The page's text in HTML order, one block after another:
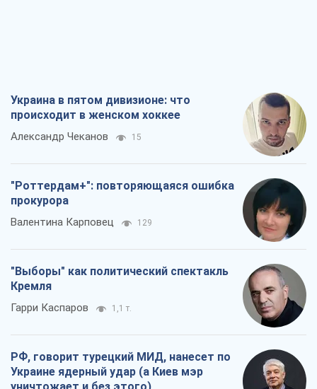
Украина в пятом дивизионе: что
происходит в женском хоккее
Александр Чеканов 15
"Роттердам+": повторяющаяся ошибка
прокурора
Валентина Карповец 129
"Выборы" как политический спектакль
Кремля
Гарри Каспаров 1,1 т.
РФ, говорит турецкий МИД, нанесет по
Украине ядерный удар (а Киев мэр